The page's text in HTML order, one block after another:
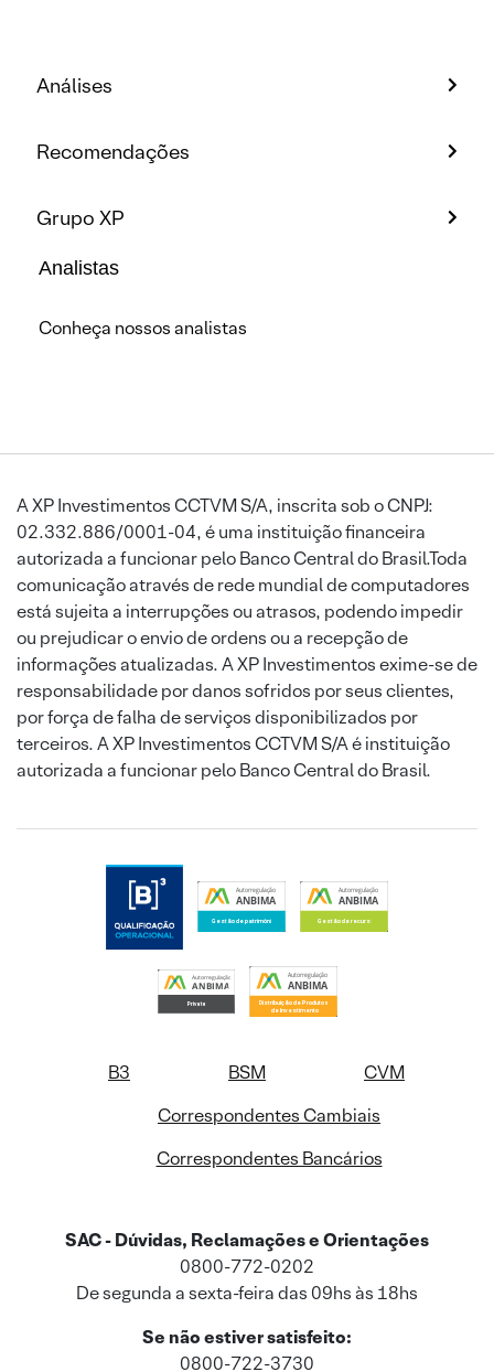
Análises
Recomendações
Grupo XP
Analistas
Conheça nossos analistas
A XP Investimentos CCTVM S/A, inscrita sob o CNPJ:
02.332.886/0001-04, é uma instituição financeira
autorizada a funcionar pelo Banco Central do Brasil.Toda
comunicação através de rede mundial de computadores
está sujeita a interrupções ou atrasos, podendo impedir
ou prejudicar o envio de ordens ou a recepção de
informações atualizadas. A XP Investimentos exime-se de
responsabilidade por danos sofridos por seus clientes,
por força de falha de serviços disponibilizados por
terceiros. A XP Investimentos CCTVM S/A é instituição
autorizada a funcionar pelo Banco Central do Brasil.
B3 BSM
CVM
Correspondentes Cambiais
Correspondentes Bancários
SAC - Dúvidas, Reclamações e Orientações
0800-772-0202
De segunda a sexta-feira das 09hs às 18hs
Se não estiver satisfeito:
0800-722-3730